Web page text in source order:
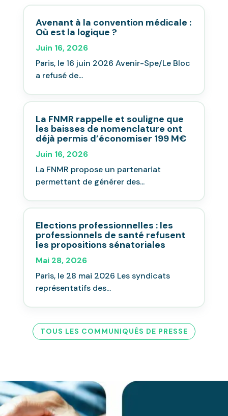
Avenant à la convention médicale :
Où est la logique ?
Juin 16, 2026
Paris, le 16 juin 2026 Avenir-Spe/Le Bloc
a refusé de...
La FNMR rappelle et souligne que
les baisses de nomenclature ont
déjà permis d’économiser 199 M€
Juin 16, 2026
La FNMR propose un partenariat
permettant de générer des...
Elections professionnelles : les
professionnels de santé refusent
les propositions sénatoriales
Mai 28, 2026
Paris, le 28 mai 2026 Les syndicats
représentatifs des...
TOUS LES COMMUNIQUÉS DE PRESSE